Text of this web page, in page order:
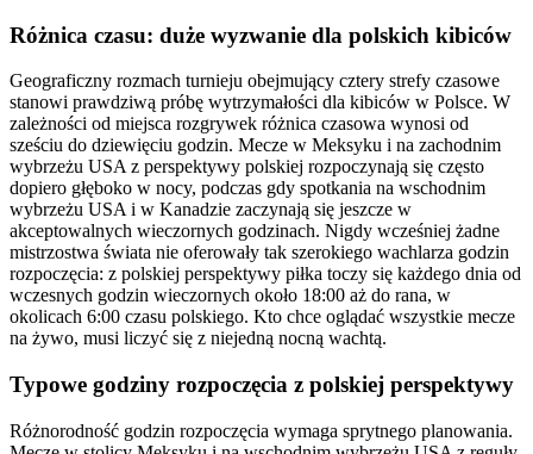
Różnica czasu: duże wyzwanie dla polskich kibiców
Geograficzny rozmach turnieju obejmujący cztery strefy czasowe
stanowi prawdziwą próbę wytrzymałości dla kibiców w Polsce. W
zależności od miejsca rozgrywek różnica czasowa wynosi od
sześciu do dziewięciu godzin. Mecze w Meksyku i na zachodnim
wybrzeżu USA z perspektywy polskiej rozpoczynają się często
dopiero głęboko w nocy, podczas gdy spotkania na wschodnim
wybrzeżu USA i w Kanadzie zaczynają się jeszcze w
akceptowalnych wieczornych godzinach. Nigdy wcześniej żadne
mistrzostwa świata nie oferowały tak szerokiego wachlarza godzin
rozpoczęcia: z polskiej perspektywy piłka toczy się każdego dnia od
wczesnych godzin wieczornych około 18:00 aż do rana, w
okolicach 6:00 czasu polskiego. Kto chce oglądać wszystkie mecze
na żywo, musi liczyć się z niejedną nocną wachtą.
Typowe godziny rozpoczęcia z polskiej perspektywy
Różnorodność godzin rozpoczęcia wymaga sprytnego planowania.